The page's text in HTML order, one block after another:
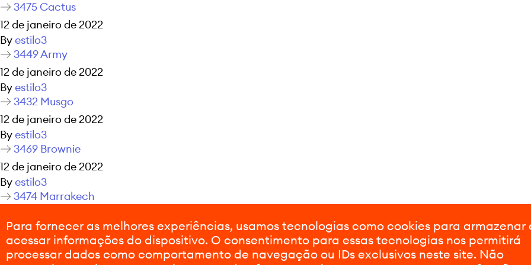
Para fornecer as melhores experiências, usamos tecnologias como cookies para armazenar
acessar informações do dispositivo. O consentimento para essas tecnologias nos permitirá
processar dados como comportamento de navegação ou IDs exclusivos neste site. Não
3475 Cactus
12 de janeiro de 2022
Byestilo3
3449 Army
12 de janeiro de 2022
Byestilo3
3432 Musgo
12 de janeiro de 2022
Byestilo3
3469 Brownie
12 de janeiro de 2022
Byestilo3
3474 Marrakech
Byestilo3
Navegação por posts
Publicações mais antigas
Publicações mais novas